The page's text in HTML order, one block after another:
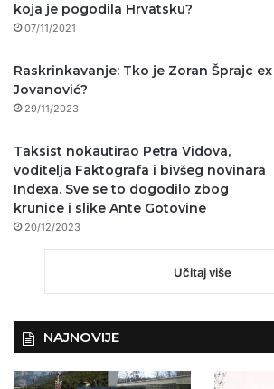
koja je pogodila Hrvatsku?
07/11/2021
Raskrinkavanje: Tko je Zoran Šprajc ex
Jovanović?
29/11/2023
Taksist nokautirao Petra Vidova,
voditelja Faktografa i bivšeg novinara
Indexa. Sve se to dogodilo zbog
krunice i slike Ante Gotovine
20/12/2023
Učitaj više
NAJNOVIJE